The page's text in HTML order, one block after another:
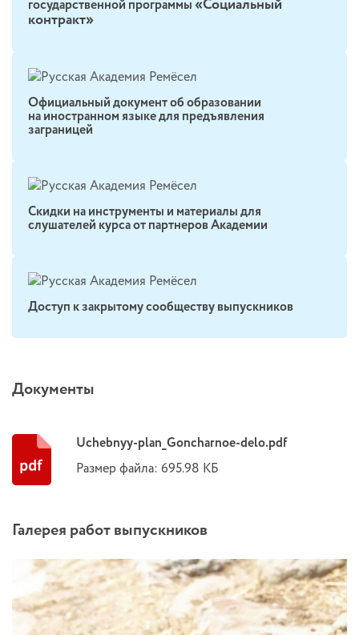
государственной программы«Социальный
контракт»
Официальный документ об образовании
на иностранном языке для предъявления
заграницей
Скидки на инструменты и материалы для
слушателей курса от партнеров Академии
Доступ к закрытому сообществу выпускников
Документы
Uchebnyy-plan_Goncharnoe-delo.pdf
Размер файла: 695.98 КБ
Галерея работ выпускников